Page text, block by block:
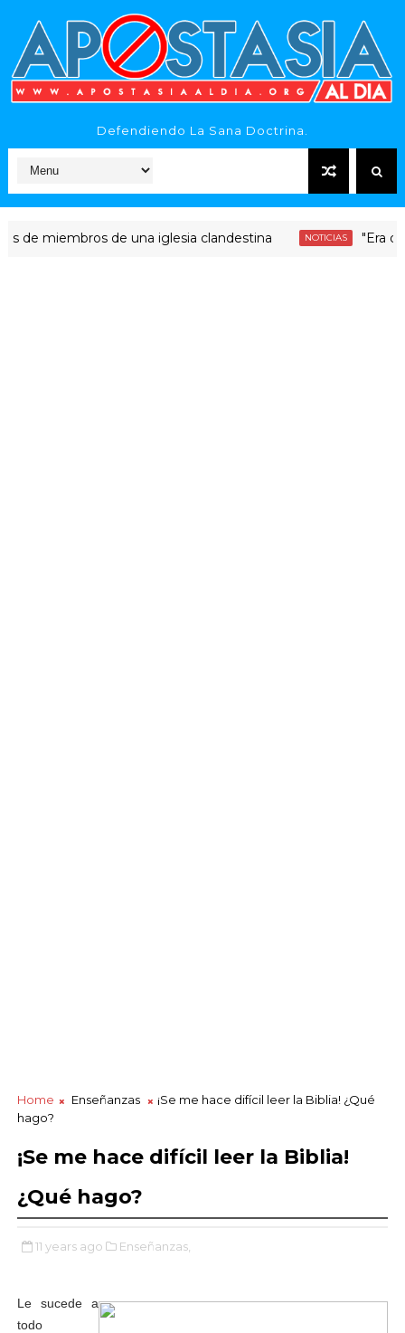
Defendiendo La Sana Doctrina.
de una iglesia clandestina NOTICIAS "Era dinero
Home Enseñanzas
¡Se me hace difícil leer la Biblia! ¿Qué
hago?
¡Se me hace difícil leer la Biblia!
¿Qué hago?
11 years ago Enseñanzas,
Le sucede a
todo